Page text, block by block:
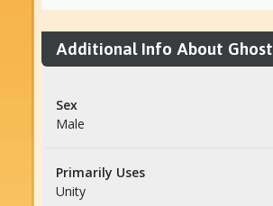
Additional Info About Ghost
Sex
Male
Primarily Uses
Unity